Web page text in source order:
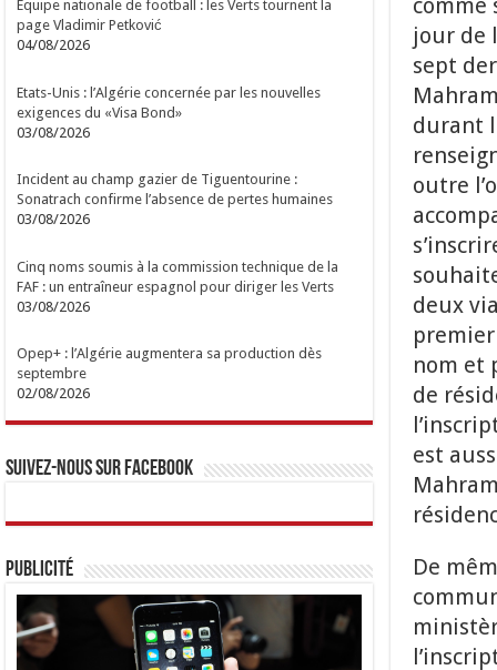
comme
jour de
sept
durant
outre
deux
nom et
de
est
De
Equipe nationale de football : les Verts tournent la
page Vladimir Petković
04/08/2026
Etats-Unis : l’Algérie concernée par les nouvelles
exigences du «Visa Bond»
03/08/2026
Incident au champ gazier de Tiguentourine :
Sonatrach confirme l’absence de pertes humaines
03/08/2026
Cinq noms soumis à la commission technique de la
FAF : un entraîneur espagnol pour diriger les Verts
03/08/2026
Opep+ : l’Algérie augmentera sa production dès
septembre
02/08/2026
Suivez-nous sur Facebook
Publicité